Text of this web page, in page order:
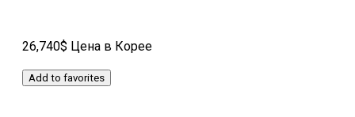
26,740$ Цена в Корее
Add to favorites